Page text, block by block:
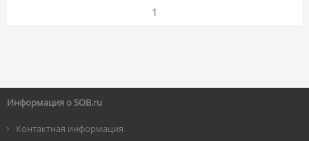
1
Информация о SOB.ru
Контактная информация